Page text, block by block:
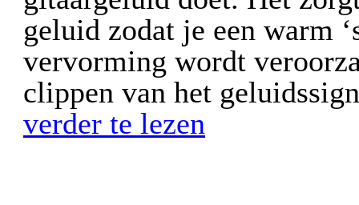
geluid zodat je een warm
vervorming wordt
clippen van het
verder te lezen